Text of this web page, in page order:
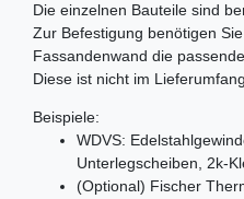
Die einzelnen Bauteile sind
Zur Befestigung benötigen
Fassandenwand die
Diese ist nicht im
Beispiele:
WDVS:
Unterlegscheiben, 2k-
(Optional) Fischer